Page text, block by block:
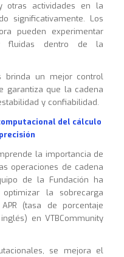
otras actividades en la
significativamente. Los
pueden experimentar
fluidas dentro de la
brinda un mejor control
garantiza que la cadena
y confiabilidad.
del cálculo
la importancia de
operaciones de cadena
de la Fundación ha
la sobrecarga
(tasa de porcentaje
en VTBCommunity
se mejora el